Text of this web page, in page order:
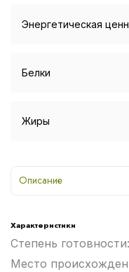
Энергетическая
Белки
Жиры
Описание
Характеристики
Степень готовности:
Место